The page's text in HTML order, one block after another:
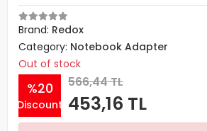
Brand: Redox
Category: Notebook Adapter
Out of stock
%20
Discount
566,44 TL
453,16 TL